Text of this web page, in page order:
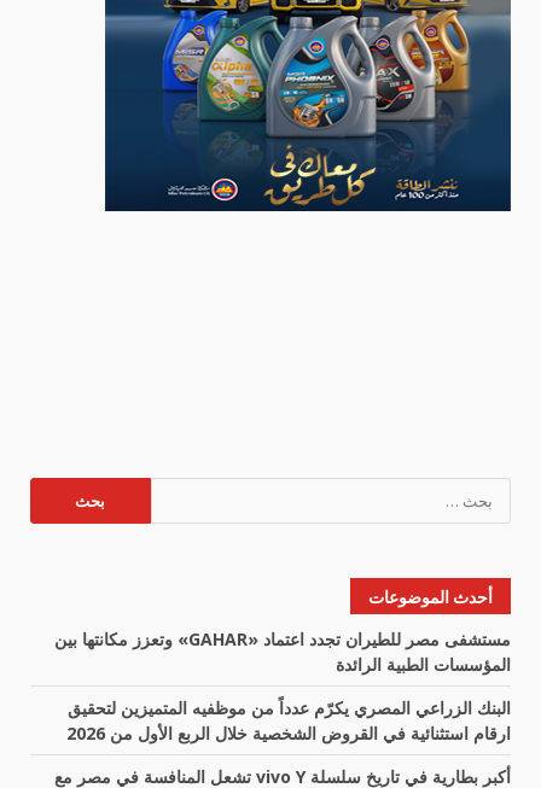
عن:
أحدث الموضوعات
مستشفى مصر للطيران تجدد اعتماد «GAHAR» وتعزز مكانتها بين
المؤسسات الطبية الرائدة
البنك الزراعي المصري يكرّم عدداً من موظفيه المتميزين لتحقيق
ارقام استثنائية في القروض الشخصية خلال الربع الأول من 2026
أكبر بطارية في تاريخ سلسلة vivo Y تشعل المنافسة في مصر مع